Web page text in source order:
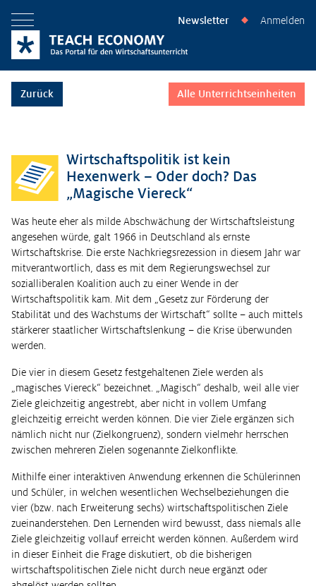
Menü öffnen Newsletter ◆ Anmelden
Zurück Alle Unterrichtseinheiten
Wirtschaftspolitik ist kein
Hexenwerk – Oder doch? Das
„Magische Viereck“
Was heute eher als milde Abschwächung der Wirtschaftsleistung
angesehen würde, galt 1966 in Deutschland als ernste
Wirtschaftskrise. Die erste Nachkriegsrezession in diesem Jahr war
mitverantwortlich, dass es mit dem Regierungswechsel zur
sozialliberalen Koalition auch zu einer Wende in der
Wirtschaftspolitik kam. Mit dem „Gesetz zur Förderung der
Stabilität und des Wachstums der Wirtschaft“ sollte – auch mittels
stärkerer staatlicher Wirtschaftslenkung – die Krise überwunden
werden.
Die vier in diesem Gesetz festgehaltenen Ziele werden als
„magisches Viereck“ bezeichnet. „Magisch“ deshalb, weil alle vier
Ziele gleichzeitig angestrebt, aber nicht in vollem Umfang
gleichzeitig erreicht werden können. Die vier Ziele ergänzen sich
nämlich nicht nur (Zielkongruenz), sondern vielmehr herrschen
zwischen mehreren Zielen sogenannte Zielkonflikte.
Mithilfe einer interaktiven Anwendung erkennen die Schülerinnen
und Schüler, in welchen wesentlichen Wechselbeziehungen die
vier (bzw. nach Erweiterung sechs) wirtschaftspolitischen Ziele
zueinanderstehen. Den Lernenden wird bewusst, dass niemals alle
Ziele gleichzeitig vollauf erreicht werden können. Außerdem wird
in dieser Einheit die Frage diskutiert, ob die bisherigen
wirtschaftspolitischen Ziele nicht durch neue ergänzt oder